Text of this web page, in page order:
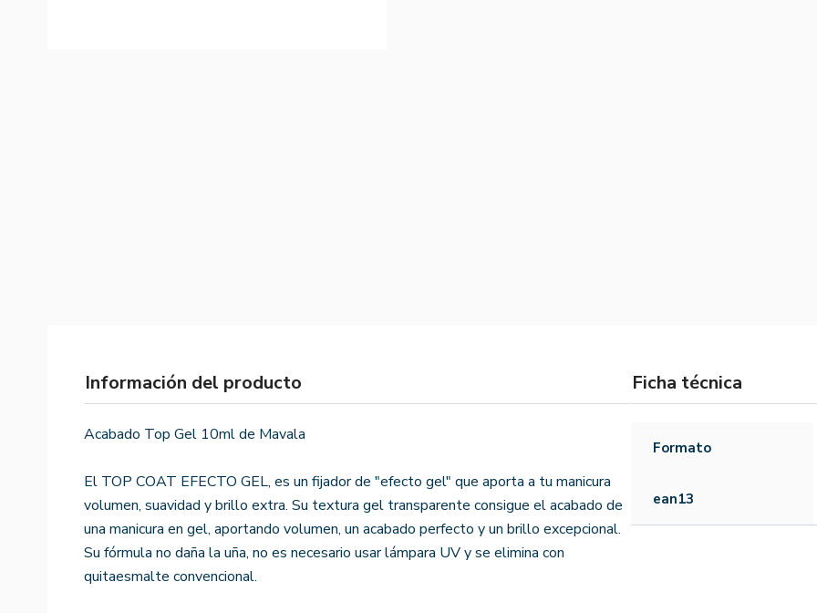
Información del producto
Acabado Top Gel 10ml de Mavala
El TOP COAT EFECTO GEL, es un fijador de "efecto gel" que aporta a tu manicura
volumen, suavidad y brillo extra. Su textura gel transparente consigue el acabado de
una manicura en gel, aportando volumen, un acabado perfecto y un brillo excepcional.
Su fórmula no daña la uña, no es necesario usar lámpara UV y se elimina con
quitaesmalte convencional.
Ficha técnica
Formato
ean13